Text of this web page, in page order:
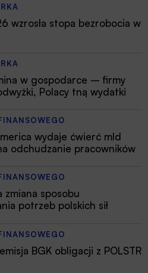
wzrosła stopa bezrobocia w
w gospodarce – firmy
Polacy tną wydatki
wydaje ćwierć mld
odchudzanie pracowników
zmiana sposobu
potrzeb polskich sił
BGK obligacji z POLSTR